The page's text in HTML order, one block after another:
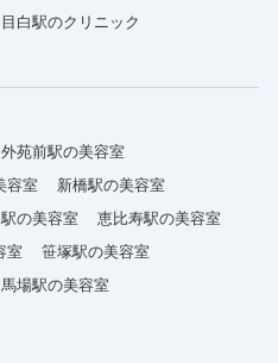
目白駅のクリニック
外苑前駅の美容室
容室
新橋駅の美容室
の美容室
恵比寿駅の美容室
室
笹塚駅の美容室
場駅の美容室